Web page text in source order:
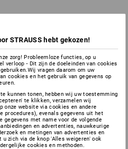
STRAUSS hebt gekozen!
zorg! Probleemloze functies, op u
verloop - Dit zijn de doeleinden van cookies
vragen daarom om uw
cookies en het gebruik van gegevens op
kunnen tonen, hebben wij uw toestemming
te klikken, verzamelen wij
onze website via cookies en andere
procedures), evenals gegevens uit het
gegevens met name voor de volgende
en advertenties, nauwkeurige
en metingen van advertenties en
zich via de knop 'Alles weigeren' ook
cookies en methoden.